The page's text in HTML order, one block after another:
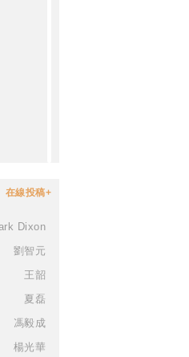
在線投稿+
Dixon
劉智元
王韶
夏磊
馮毅成
楊光華